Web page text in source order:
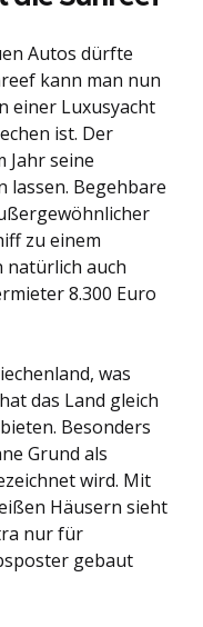
Autos dürfte
kann man nun
einer Luxusyacht
ist. Der
Jahr seine
lassen. Begehbare
zu einem
natürlich auch
8.300 Euro
was
das Land gleich
Besonders
Grund als
wird. Mit
Häusern sieht
nur für
gebaut